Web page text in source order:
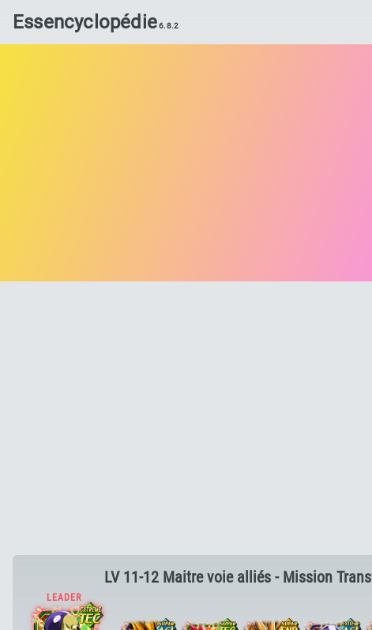
Essencyclopédie
LV 11-12 Maitre voie alliés - Mission